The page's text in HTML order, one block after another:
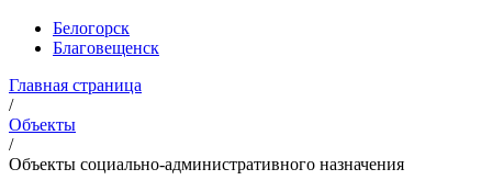
Белогорск
Благовещенск
Главная страница
/
Объекты
/
Объекты социально-административного назначения